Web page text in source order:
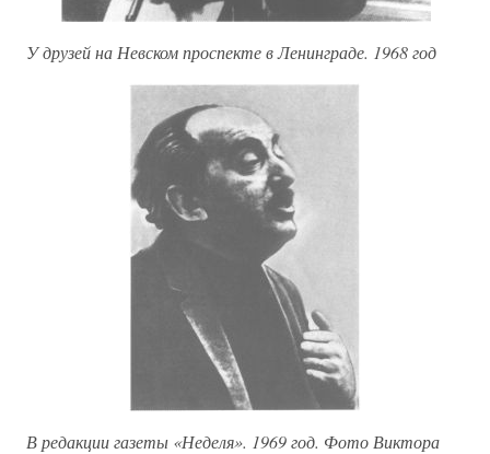
У друзей на Невском проспекте в Ленинграде. 1968 год
В редакции газеты «Неделя». 1969 год. Фото Виктора